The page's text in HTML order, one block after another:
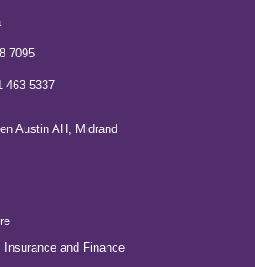
7095
463 5337
Austin AH, Midrand
and Finance